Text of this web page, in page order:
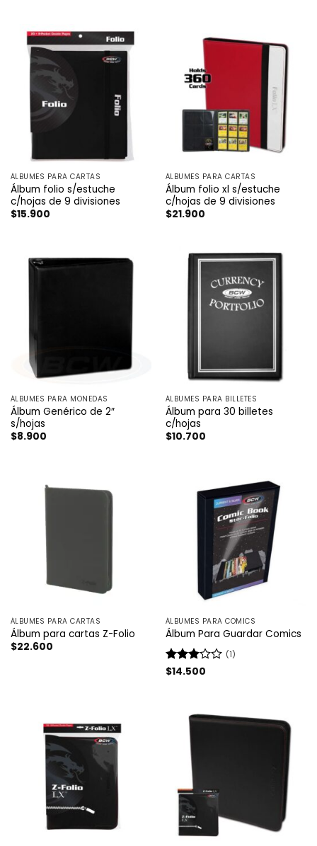
ÁLBUMES PARA CARTAS
Álbum folio s/estuche
c/hojas de 9 divisiones
$15.900
ÁLBUMES PARA CARTAS
Álbum folio xl s/estuche
c/hojas de 9 divisiones
$21.900
ÁLBUMES PARA MONEDAS
Álbum Genérico de 2″
s/hojas
$8.900
ÁLBUMES PARA BILLETES
Álbum para 30 billetes
c/hojas
$10.700
ÁLBUMES PARA CARTAS
Álbum para cartas Z-Folio
$22.600
ÁLBUMES PARA COMICS
Álbum Para Guardar Comics
Valorado
(1)
$14.500